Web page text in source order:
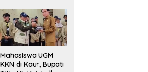
Mahasiswa UGM
KKN di Kaur, Bupati